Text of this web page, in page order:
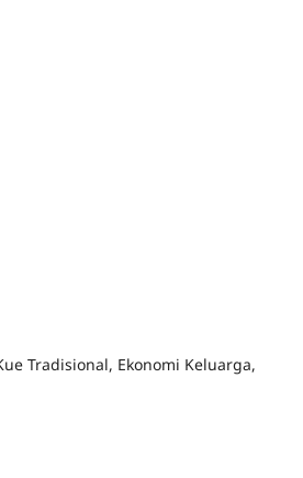
Tradisional, Ekonomi Keluarga,